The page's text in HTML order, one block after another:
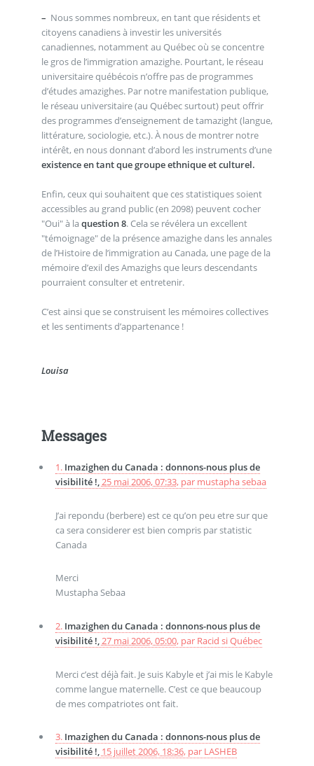
– Nous sommes nombreux, en tant que résidents et
citoyens canadiens à investir les universités
canadiennes, notamment au Québec où se concentre
le gros de l’immigration amazighe. Pourtant, le réseau
universitaire québécois n’offre pas de programmes
d’études amazighes. Par notre manifestation publique,
le réseau universitaire (au Québec surtout) peut offrir
des programmes d’enseignement de tamazight (langue,
littérature, sociologie, etc.). À nous de montrer notre
intérêt, en nous donnant d’abord les instruments d’une
existence en tant que groupe ethnique et culturel.
Enfin, ceux qui souhaitent que ces statistiques soient
accessibles au grand public (en 2098) peuvent cocher
"Oui" à la question 8. Cela se révélera un excellent
"témoignage" de la présence amazighe dans les annales
de l’Histoire de l’immigration au Canada, une page de la
mémoire d’exil des Amazighs que leurs descendants
pourraient consulter et entretenir.
C’est ainsi que se construisent les mémoires collectives
et les sentiments d’appartenance !
Louisa
Messages
1. Imazighen du Canada : donnons-nous plus de
visibilité !,25 mai 2006, 07:33, par mustapha sebaa
J’ai repondu (berbere) est ce qu’on peu etre sur que
ca sera considerer est bien compris par statistic
Canada
Merci
Mustapha Sebaa
2. Imazighen du Canada : donnons-nous plus de
visibilité !,27 mai 2006, 05:00, par Racid si Québec
Merci c’est déjà fait. Je suis Kabyle et j’ai mis le Kabyle
comme langue maternelle. C’est ce que beaucoup
de mes compatriotes ont fait.
3. Imazighen du Canada : donnons-nous plus de
visibilité !, 15 juillet 2006, 18:36, par LASHEB